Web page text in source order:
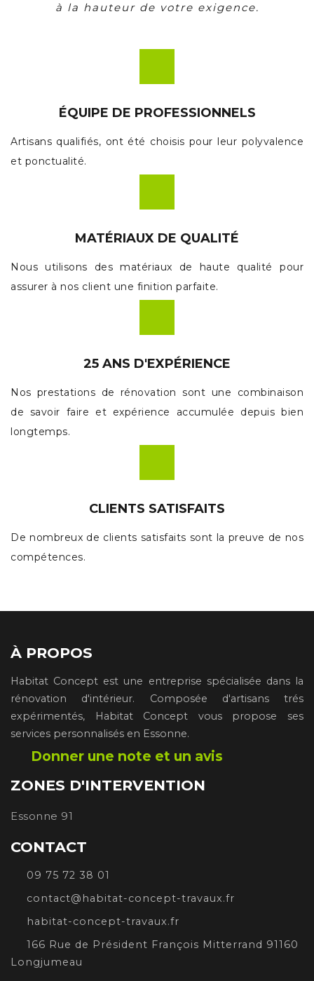
à la hauteur de votre exigence.
ÉQUIPE DE PROFESSIONNELS
Artisans qualifiés, ont été choisis pour leur polyvalence
et ponctualité.
MATÉRIAUX DE QUALITÉ
Nous utilisons des matériaux de haute qualité pour
assurer à nos client une finition parfaite.
25 ANS D'EXPÉRIENCE
Nos prestations de rénovation sont une combinaison
de savoir faire et expérience accumulée depuis bien
longtemps.
CLIENTS SATISFAITS
De nombreux de clients satisfaits sont la preuve de nos
compétences.
À PROPOS
Habitat Concept est une entreprise spécialisée dans la
rénovation d'intérieur. Composée d'artisans trés
expérimentés, Habitat Concept vous propose ses
services personnalisés en Essonne.
Donner une note et un avis
ZONES D'INTERVENTION
Essonne 91
CONTACT
09 75 72 38 01
contact@habitat-concept-travaux.fr
habitat-concept-travaux.fr
166 Rue de Président François Mitterrand 91160
Longjumeau